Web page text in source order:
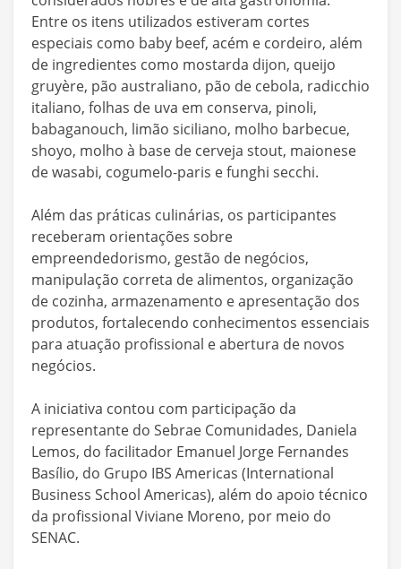
Entre os itens utilizados estiveram cortes
especiais como baby beef, acém e cordeiro, além
de ingredientes como mostarda dijon, queijo
gruyère, pão australiano, pão de cebola, radicchio
italiano, folhas de uva em conserva, pinoli,
babaganouch, limão siciliano, molho barbecue,
shoyo, molho à base de cerveja stout, maionese
de wasabi, cogumelo-paris e funghi secchi.
Além das práticas culinárias, os participantes
receberam orientações sobre
empreendedorismo, gestão de negócios,
manipulação correta de alimentos, organização
de cozinha, armazenamento e apresentação dos
produtos, fortalecendo conhecimentos essenciais
para atuação profissional e abertura de novos
negócios.
A iniciativa contou com participação da
representante do Sebrae Comunidades, Daniela
Lemos, do facilitador Emanuel Jorge Fernandes
Basílio, do Grupo IBS Americas (International
Business School Americas), além do apoio técnico
da profissional Viviane Moreno, por meio do
SENAC.